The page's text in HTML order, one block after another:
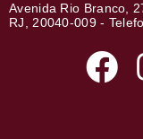
Avenida Rio Branco,
RJ, 20040-009 -